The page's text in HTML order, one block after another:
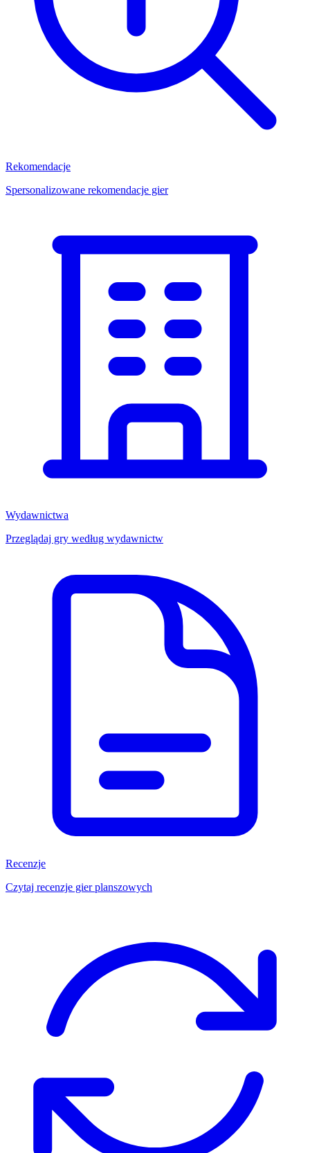
Rekomendacje
Spersonalizowane rekomendacje gier
Wydawnictwa
Przeglądaj gry według wydawnictw
Recenzje
Czytaj recenzje gier planszowych